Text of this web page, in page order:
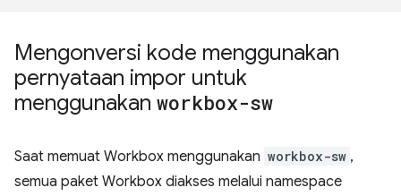
Mengonversi kode menggunakan
pernyataan impor untuk
menggunakan workbox-sw
Saat memuat Workbox menggunakan workbox-sw ,
semua paket Workbox diakses melalui namespace